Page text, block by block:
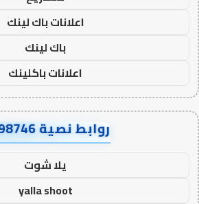
اعلانات باك لينك
باك لينك
اعلانات باكلينك
روابط نصية AA98746
يلا شوت
yalla shoot